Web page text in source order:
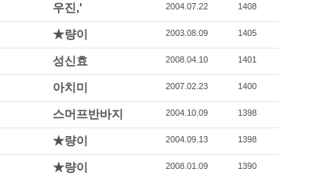
우진,' 2004.07.22 1408
★량이 2003.08.09 1405
성신효 2008.04.10 1401
아치미 2007.02.23 1400
스머프반바지 2004.10.09 1398
★량이 2004.09.13 1398
★량이 2008.01.09 1390